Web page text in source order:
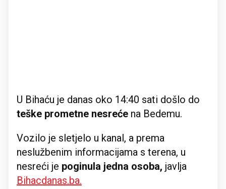
U Bihaću je danas oko 14:40 sati došlo do
teške prometne nesreće na Bedemu.
Vozilo je sletjelo u kanal, a prema
neslužbenim informacijama s terena, u
nesreći je poginula jedna osoba, javlja
Bihacdanas.ba.